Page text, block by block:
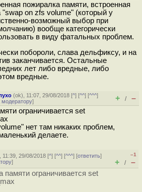
пожиралка памяти, встроенная
"swap on zfs volume" (который у
возможный выбор при
вообще категорически
в виду фатальных проблем.
побороли, слава дельфиксу, и на
заканчивается. Остальные
лет либо вредные, либо
вредные.
(ok), 11:07, 29/08/2018 [^] [^^] [^^^]
модератору] + / –
ограничивается set
нет там никаких проблем,
делаете.
11:39, 29/08/2018 [^] [^^] [^^^] [ответить]
]
–1
+ / –
памяти ограничивается set